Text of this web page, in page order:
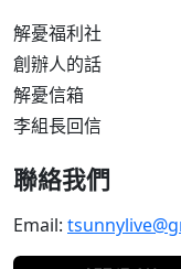
解憂福利社
創辦人的話
解憂信箱
李組長回信
聯絡我們
Email: